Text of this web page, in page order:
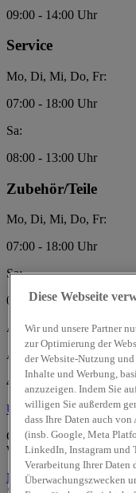
09:00 - 14:00 Uhr
Service
Mo, Di, Mi, Do, Fr:
07:00 - 18:00 Uhr
Sa:
08:00 - 13:00 Uhr
Zubehör/Teile
Mo, Di, Mi, Do, Fr:
07:00 - 18:00 Uhr
Sa:
08:00 - 13:00 Uhr
Autozentrum Dresen
Aachener Str. 235
41061 Mönchengladbach
Über unsÜber uns
Geprüfte
Wir sind offizieller
Mehr erfahren
Diese Webseite
Wir und unsere Partner
zur Optimierung der
der Website-Nutzung
Inhalte und Werbung,
anzuzeigen. Indem Sie
willigen Sie außerdem
dass Ihre Daten auch
(insb. Google, Meta
LinkedIn, Instagram und
Verarbeitung Ihrer Daten
Überwachungszwecken